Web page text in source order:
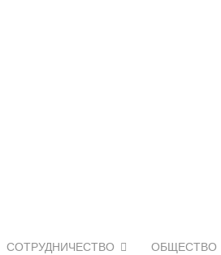
СОТРУДНИЧЕСТВО ОБЩЕСТВО